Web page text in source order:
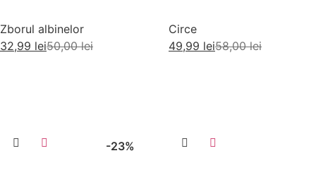
Zborul albinelor
50,00lei
32,99 lei
Circe
58,00lei
49,99 lei
-23%